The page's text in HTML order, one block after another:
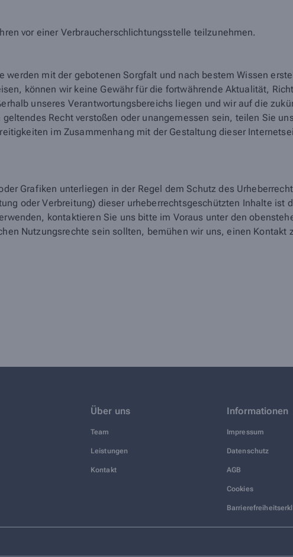
vor einer Verbraucherschlichtungsstelle teilzunehmen.
mit der gebotenen Sorgfalt und nach bestem Wissen
können wir keine Gewähr für die fortwährende Aktualität,
unseres Verantwortungsbereichs liegen und wir auf die
Recht verstoßen oder unangemessen sein, teilen Sie
im Zusammenhang mit der Gestaltung dieser
Grafiken unterliegen in der Regel dem Schutz des
oder Verbreitung) dieser urheberrechtsgeschützten Inhalte ist
kontaktieren Sie uns bitte im Voraus unter den
Nutzungsrechte sein sollten, bemühen wir uns, einen Kontakt
Über uns
Team
Leistungen
Kontakt
Informationen
Impressum
Datenschutz
AGB
Cookies